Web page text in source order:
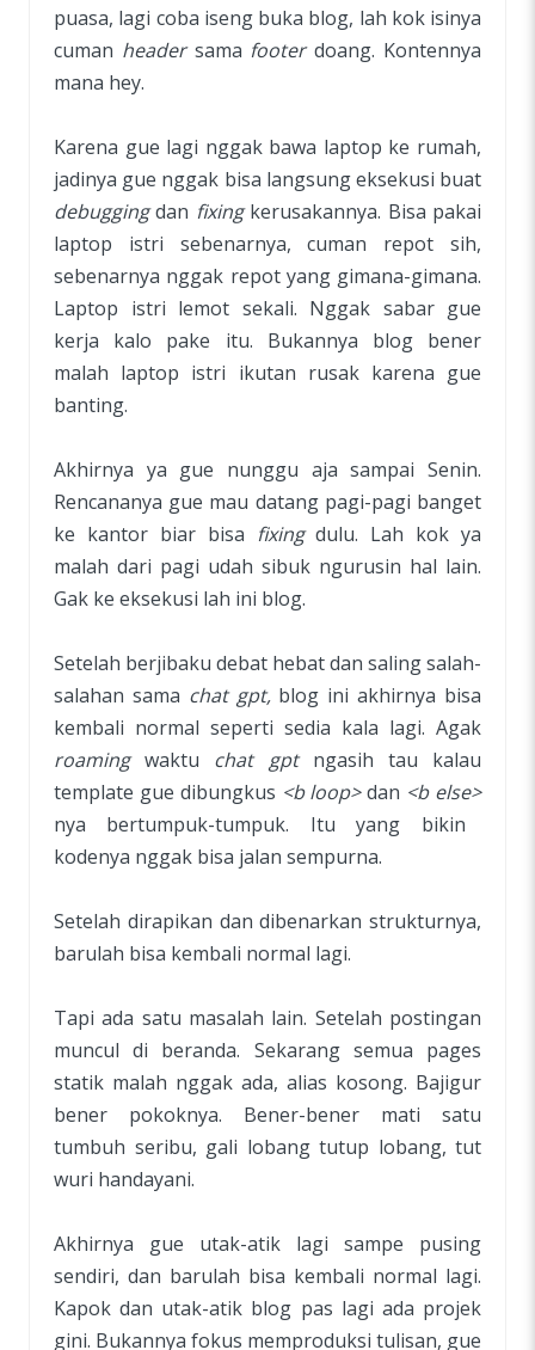
puasa, lagi coba iseng buka blog, lah kok isinya
cuman headersama footerdoang. Kontennya
mana hey.
Karena gue lagi nggak bawa laptop ke rumah,
jadinya gue nggak bisa langsung eksekusi buat
debuggingdan fixingkerusakannya. Bisa pakai
laptop istri sebenarnya, cuman repot sih,
sebenarnya nggak repot yang gimana-gimana.
Laptop istri lemot sekali. Nggak sabar gue
kerja kalo pake itu. Bukannya blog bener
malah laptop istri ikutan rusak karena gue
banting.
Akhirnya ya gue nunggu aja sampai Senin.
Rencananya gue mau datang pagi-pagi banget
ke kantor biar bisa fixingdulu. Lah kok ya
malah dari pagi udah sibuk ngurusin hal lain.
Gak ke eksekusi lah ini blog.
Setelah berjibaku debat hebat dan saling salah-
salahan sama chat gpt,blog ini akhirnya bisa
kembali normal seperti sedia kala lagi. Agak
roamingwaktu chat gptngasih tau kalau
template gue dibungkus <b loop>dan <b else>
nya bertumpuk-tumpuk. Itu yang bikin
kodenya nggak bisa jalan sempurna.
Setelah dirapikan dan dibenarkan strukturnya,
barulah bisa kembali normal lagi.
Tapi ada satu masalah lain. Setelah postingan
muncul di beranda. Sekarang semua pages
statik malah nggak ada, alias kosong. Bajigur
bener pokoknya. Bener-bener mati satu
tumbuh seribu, gali lobang tutup lobang, tut
wuri handayani.
Akhirnya gue utak-atik lagi sampe pusing
sendiri, dan barulah bisa kembali normal lagi.
Kapok dan utak-atik blog pas lagi ada projek
gini. Bukannya fokus memproduksi tulisan, gue